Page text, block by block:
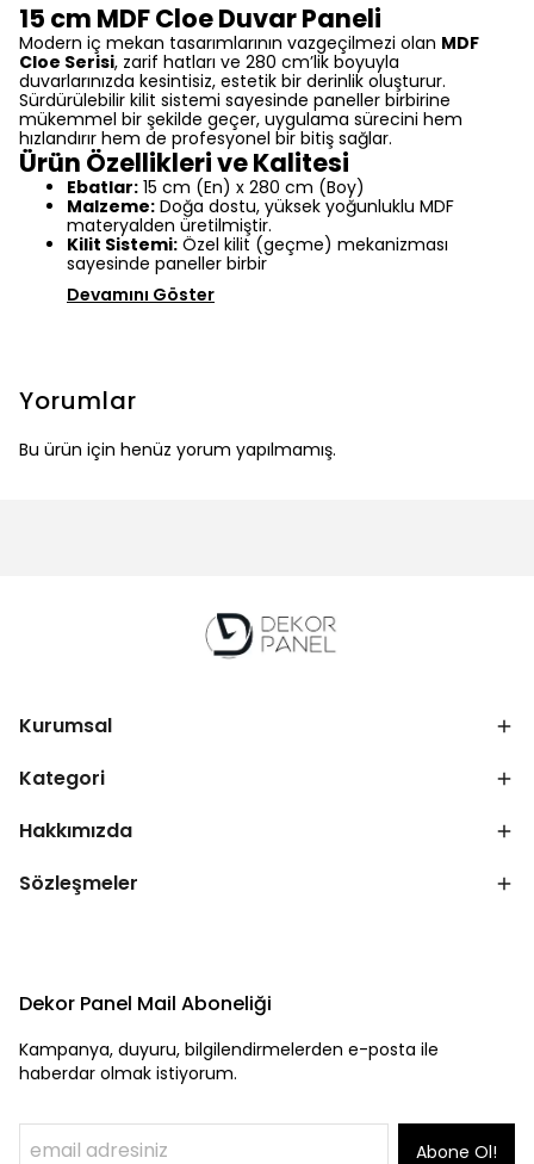
15 cm MDF Cloe Duvar Paneli
Modern iç mekan tasarımlarının vazgeçilmezi olan MDF
Cloe Serisi, zarif hatları ve 280 cm’lik boyuyla
duvarlarınızda kesintisiz, estetik bir derinlik oluşturur.
Sürdürülebilir kilit sistemi sayesinde paneller birbirine
mükemmel bir şekilde geçer, uygulama sürecini hem
hızlandırır hem de profesyonel bir bitiş sağlar.
Ürün Özellikleri ve Kalitesi
Ebatlar: 15 cm (En) x 280 cm (Boy)
Malzeme: Doğa dostu, yüksek yoğunluklu MDF
materyalden üretilmiştir.
Kilit Sistemi: Özel kilit (geçme) mekanizması
sayesinde paneller birbir
Devamını Göster
Yorumlar
Bu ürün için henüz yorum yapılmamış.
Kurumsal
Kategori
Hakkımızda
Sözleşmeler
Dekor Panel Mail Aboneliği
Kampanya, duyuru, bilgilendirmelerden e-posta ile
haberdar olmak istiyorum.
Abone Ol!